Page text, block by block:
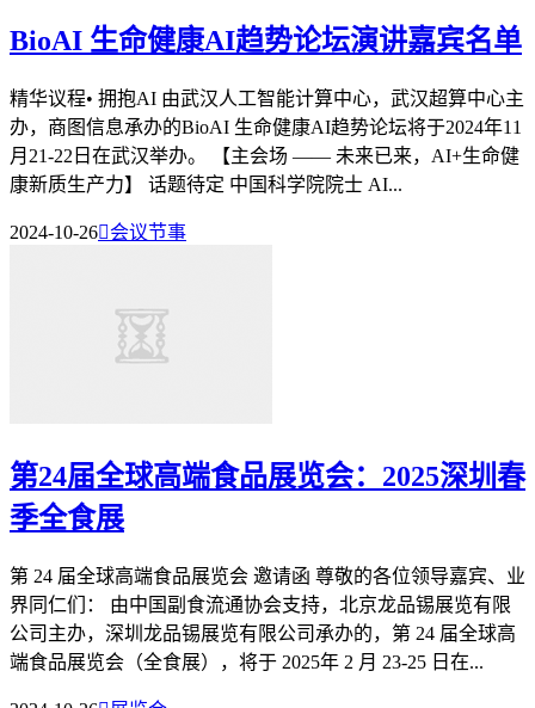
BioAI 生命健康AI趋势论坛演讲嘉宾名单
精华议程• 拥抱AI 由武汉人工智能计算中心，武汉超算中心主
办，商图信息承办的BioAI 生命健康AI趋势论坛将于2024年11
月21-22日在武汉举办。 【主会场 —— 未来已来，AI+生命健
康新质生产力】 话题待定 中国科学院院士 AI...
2024-10-26会议节事
第24届全球高端食品展览会：2025深圳春
季全食展
第 24 届全球高端食品展览会 邀请函 尊敬的各位领导嘉宾、业
界同仁们： 由中国副食流通协会支持，北京龙品锡展览有限
公司主办，深圳龙品锡展览有限公司承办的，第 24 届全球高
端食品展览会（全食展），将于 2025年 2 月 23-25 日在...